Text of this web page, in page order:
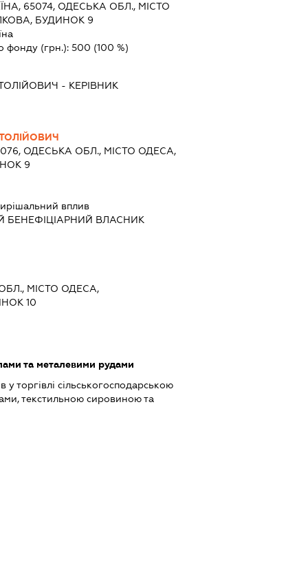
65074, ОДЕСЬКА ОБЛ., МІСТО
БУДИНОК 9
фонду (грн.): 500 (100 %)
- КЕРІВНИК
ОДЕСЬКА ОБЛ., МІСТО ОДЕСА,
9
вплив
БЕНЕФІЦІАРНИЙ ВЛАСНИК
МІСТО ОДЕСА,
10
та металевими рудами
у торгівлі сільськогосподарською
текстильною сировиною та